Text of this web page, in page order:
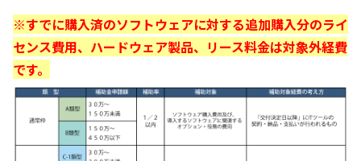
※すでに購入済のソフトウェアに対する追加購入分のライ
センス費用、ハードウェア製品、リース料金は対象外経費
です。